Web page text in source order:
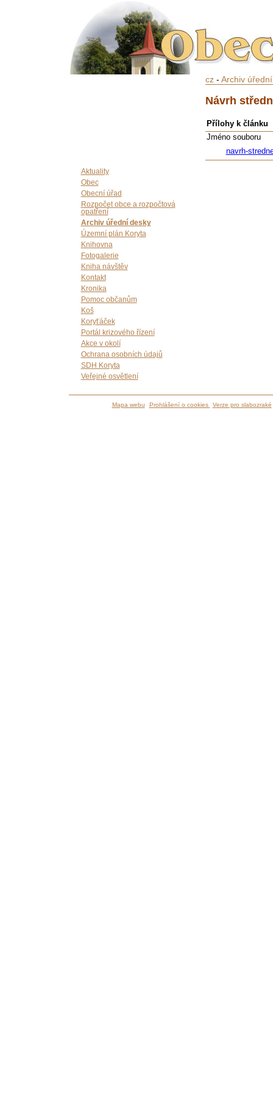
Aktuality
Obec
Obecní úřad
Rozpočet obce a rozpočtová
opatření
Archiv úřední desky
Územní plán Koryta
Knihovna
Fotogalerie
Kniha návštěv
Kontakt
Kronika
Pomoc občanům
Koš
Koryťáček
Portál krizového řízení
Akce v okolí
Ochrana osobních údajů
SDH Koryta
Veřejné osvětlení
cz- Archiv
Návrh
Přílohy k článku
Jméno souboru
navrh-
Mapa webu Prohlášení o cookies Verze pro slabozraké